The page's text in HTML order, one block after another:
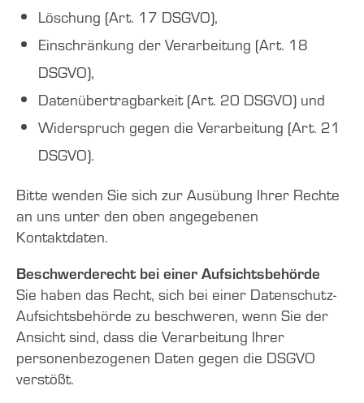
Löschung (Art. 17 DSGVO),
Einschränkung der Verarbeitung (Art. 18
DSGVO),
Datenübertragbarkeit (Art. 20 DSGVO) und
Widerspruch gegen die Verarbeitung (Art. 21
DSGVO).
Bitte wenden Sie sich zur Ausübung Ihrer Rechte
an uns unter den oben angegebenen
Kontaktdaten.
Beschwerderecht bei einer Aufsichtsbehörde
Sie haben das Recht, sich bei einer Datenschutz-
Aufsichtsbehörde zu beschweren, wenn Sie der
Ansicht sind, dass die Verarbeitung Ihrer
personenbezogenen Daten gegen die DSGVO
verstößt.